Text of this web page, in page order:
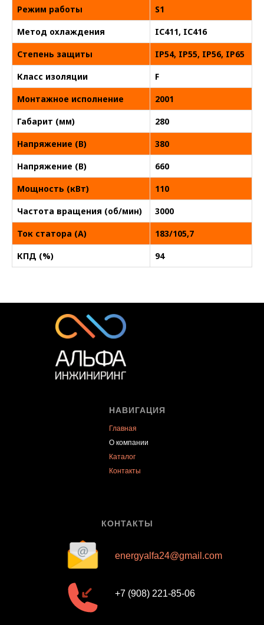
Режим работы
S1
Метод охлаждения
IC411, IC416
Степень защиты
IP54, IP55, IP56, IP65
Класс изоляции
F
Монтажное исполнение
2001
Габарит (мм)
280
Напряжение (В)
380
Напряжение (В)
660
Мощность (кВт)
110
Частота вращения (об/мин)
3000
Ток статора (А)
183/105,7
КПД (%)
94
НАВИГАЦИЯ
КОНТАКТЫ
Главная
О компании
Каталог
Контакты
energyalfa24@gmail.com
+7 (908) 221-85-06